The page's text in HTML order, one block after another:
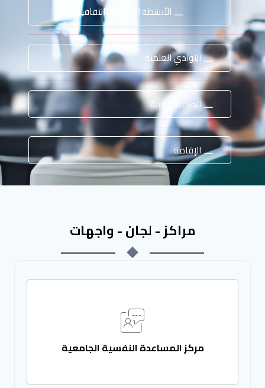
الأنشطة الرياضية والثقافية
النوادي العلمية
الصحة الطلابية
الإقامة
مراكز - لجان - واجهات
مركز المساعدة النفسية الجامعية